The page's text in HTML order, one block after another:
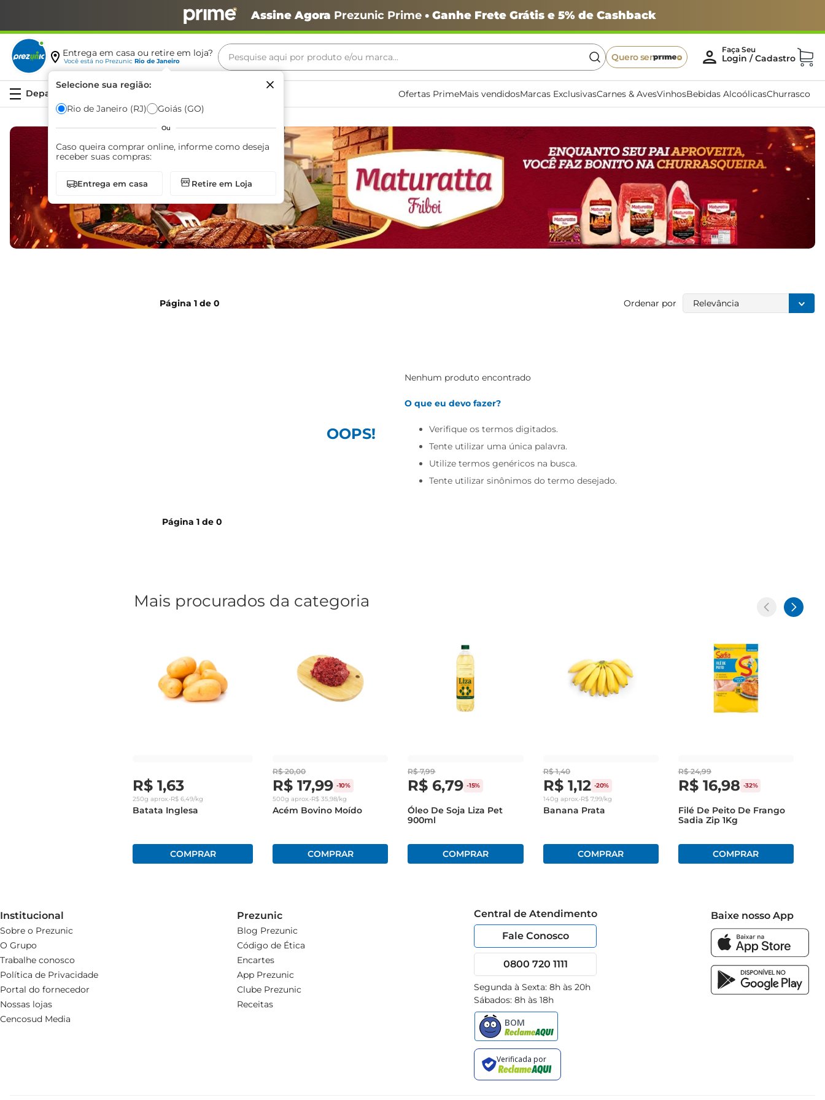
Assine Agora Prezunic Prime• Ganhe Frete Grátis e 5% de Cashback
Entrega em casa ou retire em loja?
Você está no Prezunic Rio de Janeiro
Selecione sua região:
Rio de Janeiro (RJ) Goiás (GO)
Ou
Caso queira comprar online, informe como deseja
receber suas compras:
Entrega em casa Retire em Loja
Pesquise aqui por produto e/ou marca...
Quero ser
Ofertas PrimeMais vendidosMarcas ExclusivasCarnes & AvesVinhosBebidas AlcoólicasChurrasco
Página 1 de 0 Ordenar por Relevância
OOPS!
Nenhum produto encontrado
O que eu devo fazer?
Verifique os termos digitados.
Tente utilizar uma única palavra.
Utilize termos genéricos na busca.
Tente utilizar sinônimos do termo desejado.
Página 1 de 0
Mais procurados da categoria
R$ 1,63
250g aprox.•R$ 6,49/kg
Batata Inglesa
R$ 20,00
R$ 17,99 -10%
500g aprox.•R$ 35,98/kg
Acém Bovino Moído
R$ 7,99
R$ 6,79 -15%
Óleo De Soja Liza Pet
900ml
R$ 1,40
R$ 1,12 -20%
140g aprox.•R$ 7,99/kg
Banana Prata
R$ 24,99
R$ 16,98 -32%
Filé De Peito De Frango
Sadia Zip 1Kg
Institucional
Sobre o Prezunic
O Grupo
Trabalhe conosco
Política de Privacidade
Portal do fornecedor
Nossas lojas
Cencosud Media
Prezunic
Blog Prezunic
Código de Ética
Encartes
App Prezunic
Clube Prezunic
Receitas
Central de Atendimento
Fale Conosco
0800 720 1111
Segunda à Sexta: 8h às 20h
Sábados: 8h às 18h
Baixe nosso App
Termos mais buscados
café
arroz
biscoito